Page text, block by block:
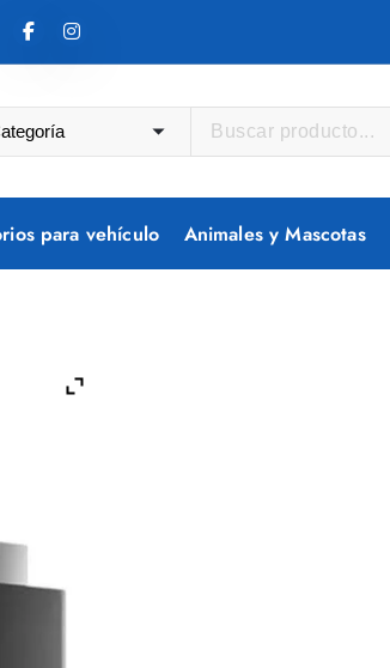
para vehículo Animales y Mascotas